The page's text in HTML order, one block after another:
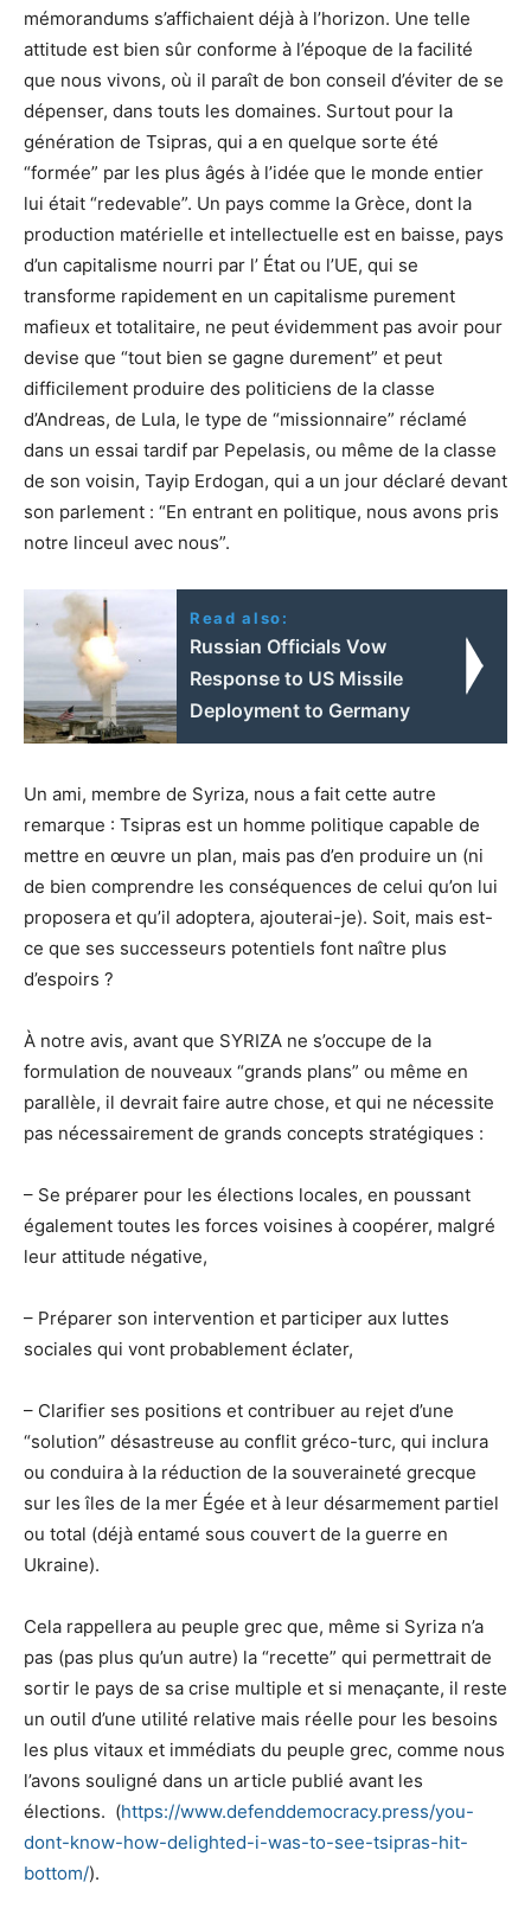
mémorandums s’affichaient déjà à l’horizon. Une telle
attitude est bien sûr conforme à l’époque de la facilité
que nous vivons, où il paraît de bon conseil d’éviter de se
dépenser, dans touts les domaines. Surtout pour la
génération de Tsipras, qui a en quelque sorte été
“formée” par les plus âgés à l’idée que le monde entier
lui était “redevable”. Un pays comme la Grèce, dont la
production matérielle et intellectuelle est en baisse, pays
d’un capitalisme nourri par l’ État ou l’UE, qui se
transforme rapidement en un capitalisme purement
mafieux et totalitaire, ne peut évidemment pas avoir pour
devise que “tout bien se gagne durement” et peut
difficilement produire des politiciens de la classe
d’Andreas, de Lula, le type de “missionnaire” réclamé
dans un essai tardif par Pepelasis, ou même de la classe
de son voisin, Tayip Erdogan, qui a un jour déclaré devant
son parlement : “En entrant en politique, nous avons pris
notre linceul avec nous”.
Read also:
Russian Officials Vow
Response to US Missile
Deployment to Germany
Un ami, membre de Syriza, nous a fait cette autre
remarque : Tsipras est un homme politique capable de
mettre en œuvre un plan, mais pas d’en produire un (ni
de bien comprendre les conséquences de celui qu’on lui
proposera et qu’il adoptera, ajouterai-je). Soit, mais est-
ce que ses successeurs potentiels font naître plus
d’espoirs ?
À notre avis, avant que SYRIZA ne s’occupe de la
formulation de nouveaux “grands plans” ou même en
parallèle, il devrait faire autre chose, et qui ne nécessite
pas nécessairement de grands concepts stratégiques :
– Se préparer pour les élections locales, en poussant
également toutes les forces voisines à coopérer, malgré
leur attitude négative,
– Préparer son intervention et participer aux luttes
sociales qui vont probablement éclater,
– Clarifier ses positions et contribuer au rejet d’une
“solution” désastreuse au conflit gréco-turc, qui inclura
ou conduira à la réduction de la souveraineté grecque
sur les îles de la mer Égée et à leur désarmement partiel
ou total (déjà entamé sous couvert de la guerre en
Ukraine).
Cela rappellera au peuple grec que, même si Syriza n’a
pas (pas plus qu’un autre) la “recette” qui permettrait de
sortir le pays de sa crise multiple et si menaçante, il reste
un outil d’une utilité relative mais réelle pour les besoins
les plus vitaux et immédiats du peuple grec, comme nous
l’avons souligné dans un article publié avant les
élections. (https://www.defenddemocracy.press/you-
dont-know-how-delighted-i-was-to-see-tsipras-hit-
bottom/).